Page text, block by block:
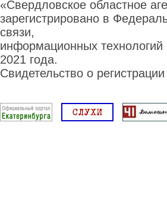
«Свердловское областное
зарегистрировано в
связи,
информационных
2021 года.
Свидетельство о